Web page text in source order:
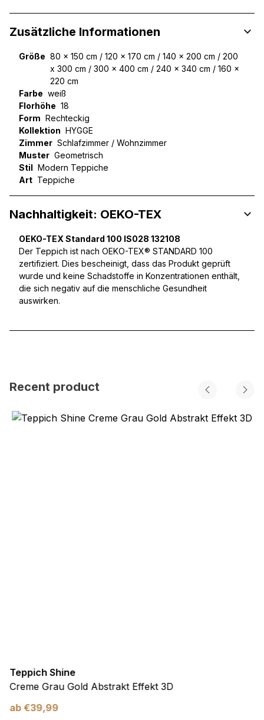
Zusätzliche Informationen
Größe 80 x 150 cm / 120 x 170 cm / 140 x 200 cm / 200
x 300 cm / 300 x 400 cm / 240 x 340 cm / 160 x
220 cm
Farbe weiß
Florhöhe 18
Form Rechteckig
Kollektion HYGGE
Zimmer Schlafzimmer / Wohnzimmer
Muster Geometrisch
Stil Modern Teppiche
Art Teppiche
Nachhaltigkeit: OEKO-TEX
OEKO-TEX Standard 100 IS028 132108
Der Teppich ist nach OEKO-TEX® STANDARD 100
zertifiziert. Dies bescheinigt, dass das Produkt geprüft
wurde und keine Schadstoffe in Konzentrationen enthält,
die sich negativ auf die menschliche Gesundheit
auswirken.
Recent product
Teppich Shine
Creme Grau Gold Abstrakt Effekt 3D
ab €39,99